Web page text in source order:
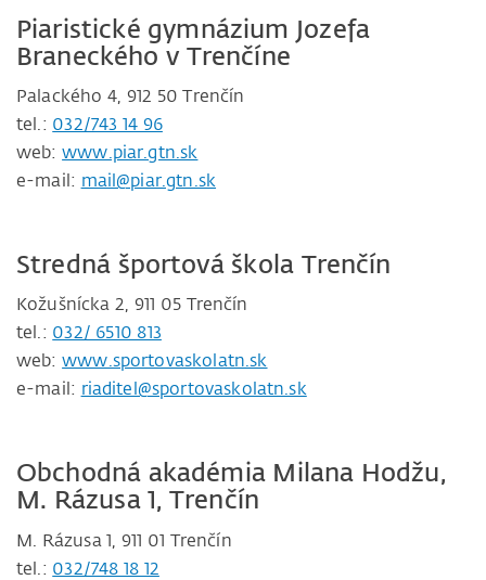
Piaristické gymnázium Jozefa
Braneckého v Trenčíne
Palackého 4, 912 50 Trenčín
tel.: 032/743 14 96
web:www.piar.gtn.sk
e-mail: mail@piar.gtn.sk
Stredná športová škola Trenčín
Kožušnícka 2, 911 05 Trenčín
tel.: 032/ 6510 813
web:www.sportovaskolatn.sk
e-mail: riaditel@sportovaskolatn.sk
Obchodná akadémia Milana Hodžu,
M. Rázusa 1, Trenčín
M. Rázusa 1, 911 01 Trenčín
tel.: 032/748 18 12